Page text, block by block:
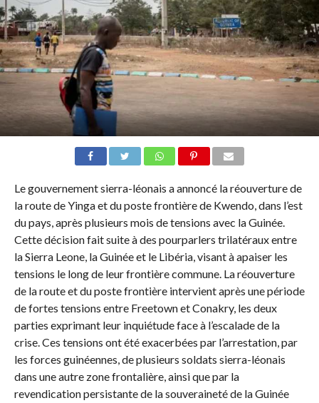
Le gouvernement sierra-léonais a annoncé la réouverture de
la route de Yinga et du poste frontière de Kwendo, dans l’est
du pays, après plusieurs mois de tensions avec la Guinée.
Cette décision fait suite à des pourparlers trilatéraux entre
la Sierra Leone, la Guinée et le Libéria, visant à apaiser les
tensions le long de leur frontière commune. La réouverture
de la route et du poste frontière intervient après une période
de fortes tensions entre Freetown et Conakry, les deux
parties exprimant leur inquiétude face à l’escalade de la
crise. Ces tensions ont été exacerbées par l’arrestation, par
les forces guinéennes, de plusieurs soldats sierra-léonais
dans une autre zone frontalière, ainsi que par la
revendication persistante de la souveraineté de la Guinée